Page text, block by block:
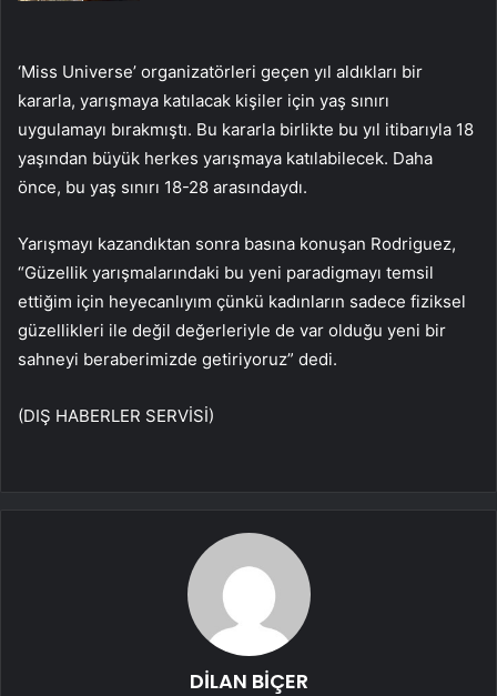
‘Miss Universe’ organizatörleri geçen yıl aldıkları bir
kararla, yarışmaya katılacak kişiler için yaş sınırı
uygulamayı bırakmıştı. Bu kararla birlikte bu yıl itibarıyla 18
yaşından büyük herkes yarışmaya katılabilecek. Daha
önce, bu yaş sınırı 18-28 arasındaydı.
Yarışmayı kazandıktan sonra basına konuşan Rodriguez,
“Güzellik yarışmalarındaki bu yeni paradigmayı temsil
ettiğim için heyecanlıyım çünkü kadınların sadece fiziksel
güzellikleri ile değil değerleriyle de var olduğu yeni bir
sahneyi beraberimizde getiriyoruz” dedi.
(DIŞ HABERLER SERVİSİ)
DİLAN BİÇER